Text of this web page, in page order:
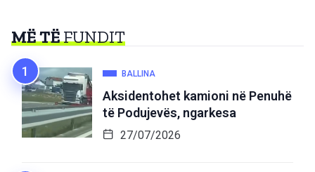
MË TËFUNDIT
BALLINA
Aksidentohet kamioni në Penuhë
të Podujevës, ngarkesa
27/07/2026